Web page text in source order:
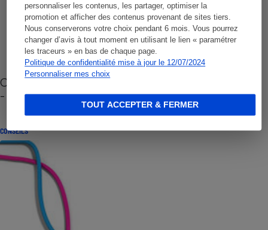
personnaliser les contenus, les partager, optimiser la
promotion et afficher des contenus provenant de sites tiers.
Nous conserverons votre choix pendant 6 mois. Vous pourrez
changer d’avis à tout moment en utilisant le lien « paramétrer
les traceurs » en bas de chaque page.
Politique de confidentialité mise à jour le 12/07/2024
Personnaliser mes choix
TOUT ACCEPTER & FERMER
Cafetière à capsules zéro déchet CoffeeB (vidéo)
- Premières impressions
CONSEILS